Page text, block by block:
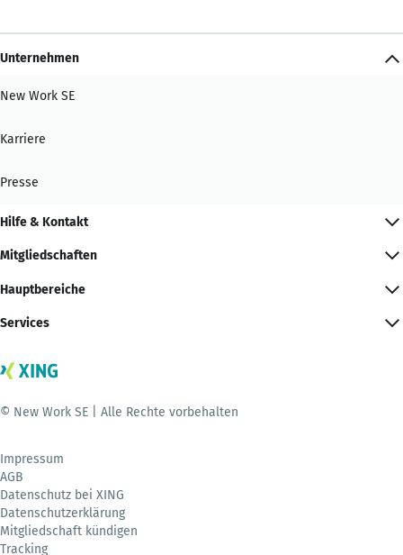
Unternehmen
New Work SE
Karriere
Presse
Hilfe & Kontakt
Mitgliedschaften
Hauptbereiche
Services
© New Work SE | Alle Rechte vorbehalten
Impressum
AGB
Datenschutz bei XING
Datenschutzerklärung
Mitgliedschaft kündigen
Tracking